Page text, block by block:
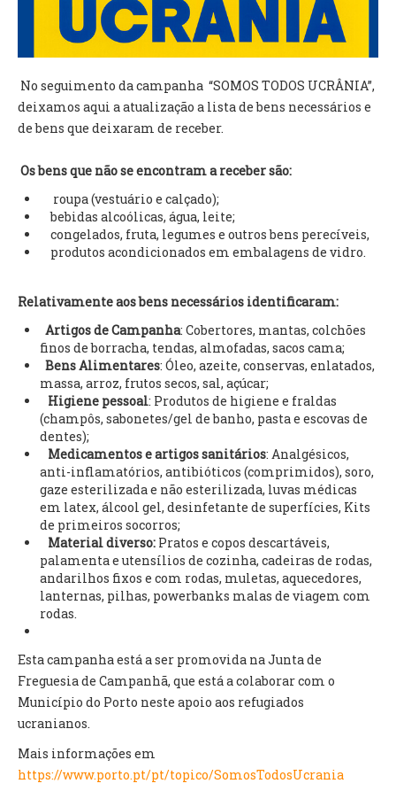
CONSTITUIÇÃO
PRESIDENTE
ASSEMBLEIA DE FREGUESIA
GRAVAÇÕES DAS REUNIÕES PÚBLICAS DO EXECUTIVO
DOCUMENTOS
ATAS E DOCUMENTOS DA ASSEMBLEIA
REGULAMENTOS E TAXAS
PLANO E ORÇAMENTO
RELATÓRIO E CONTAS
INVENTÁRIO
RECRUTAMENTO PESSOAL
CÓDIGO DE CONDUTA
FUNDO DE APOIO AO ASSOCIATIVISMO
SUBVENÇÕES PÚBLICAS
SERVIÇOS
GERAIS
CANÍDEOS
CEMITÉRIO
RECENSEAMENTO ELEITORAL
ATESTADOS
EMPREGO (GIP)
No seguimento da campanha “SOMOS TODOS UCRÂNIA”,
deixamos aqui a atualização a lista de bens necessários e
de bens que deixaram de receber.
Os bens que não se encontram a receber são:
roupa (vestuário e calçado);
bebidas alcoólicas, água, leite;
congelados, fruta, legumes e outros bens perecíveis,
produtos acondicionados em embalagens de vidro.
Relativamente aos bens necessários identificaram:
Artigos de Campanha: Cobertores, mantas, colchões
finos de borracha, tendas, almofadas, sacos cama;
Bens Alimentares: Óleo, azeite, conservas, enlatados,
massa, arroz, frutos secos, sal, açúcar;
Higiene pessoal: Produtos de higiene e fraldas
(champôs, sabonetes/gel de banho, pasta e escovas de
dentes);
Medicamentos e artigos sanitários: Analgésicos,
anti-inflamatórios, antibióticos (comprimidos), soro,
gaze esterilizada e não esterilizada, luvas médicas
em latex, álcool gel, desinfetante de superfícies, Kits
de primeiros socorros;
Material diverso: Pratos e copos descartáveis,
palamenta e utensílios de cozinha, cadeiras de rodas,
andarilhos fixos e com rodas, muletas, aquecedores,
lanternas, pilhas, powerbanks malas de viagem com
rodas.
Esta campanha está a ser promovida na Junta de
Freguesia de Campanhã, que está a colaborar com o
Município do Porto neste apoio aos refugiados
ucranianos.
Mais informações em
https://www.porto.pt/pt/topico/SomosTodosUcrania